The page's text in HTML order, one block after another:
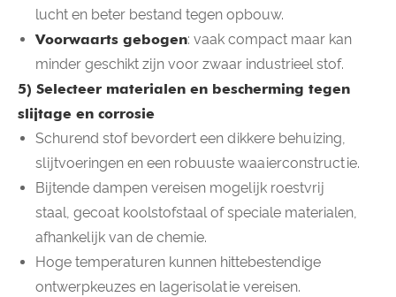
lucht en beter bestand tegen opbouw.
Voorwaarts gebogen: vaak compact maar kan
minder geschikt zijn voor zwaar industrieel stof.
5) Selecteer materialen en bescherming tegen
slijtage en corrosie
Schurend stof bevordert een dikkere behuizing,
slijtvoeringen en een robuuste waaierconstructie.
Bijtende dampen vereisen mogelijk roestvrij
staal, gecoat koolstofstaal of speciale materialen,
afhankelijk van de chemie.
Hoge temperaturen kunnen hittebestendige
ontwerpkeuzes en lagerisolatie vereisen.